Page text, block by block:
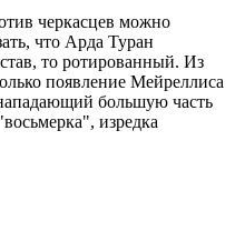
черкасцев можно
что Арда Туран
то ротированный. Из
появление Мейреллиса
большую часть
изредка